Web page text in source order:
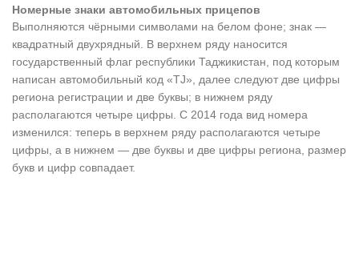
Номерные знаки автомобильных прицепов
Выполняются чёрными символами на белом фоне; знак —
квадратный двухрядный. В верхнем ряду наносится
государственный флаг республики Таджикистан, под которым
написан автомобильный код «TJ», далее следуют две цифры
региона регистрации и две буквы; в нижнем ряду
располагаются четыре цифры. С 2014 года вид номера
изменился: теперь в верхнем ряду располагаются четыре
цифры, а в нижнем — две буквы и две цифры региона, размер
букв и цифр совпадает.